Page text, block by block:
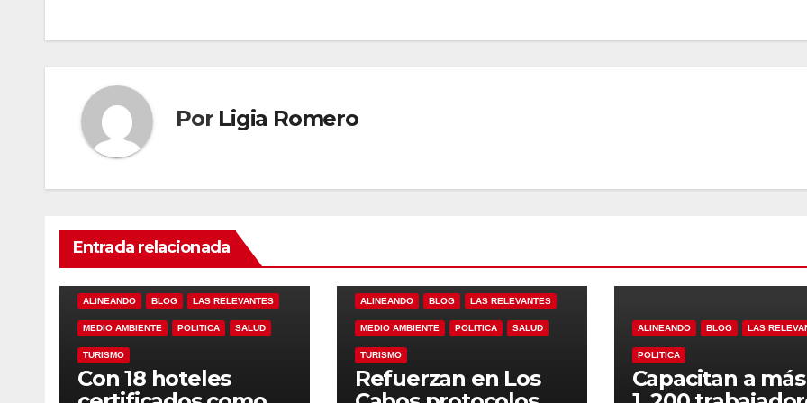
Por Ligia Romero
Entrada relacionada
ALINEANDO BLOG LAS RELEVANTES
MEDIO AMBIENTE POLITICA SALUD
TURISMO
Con 18 hoteles
ALINEANDO BLOG LAS RELEVANTES
MEDIO AMBIENTE POLITICA SALUD
TURISMO
Refuerzan en Los
ALINEANDO BLOG LAS
POLITICA
Capacitan a